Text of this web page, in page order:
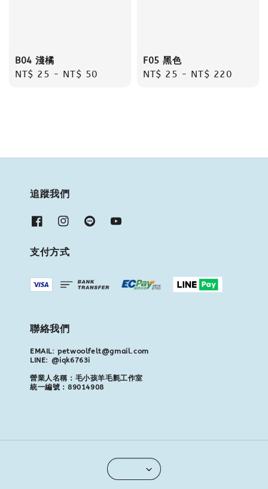
B04 淺橘
Regular
NT$ 25 - NT$ 50
F05 黑色
Regular
NT$ 25 - NT$ 220
追蹤我們
支付方式
聯絡我們
EMAIL: petwoolfelt@gmail.com
LINE: @iqk6763i
營業人名稱：毛小孩羊毛氈工作室
統一編號：89014908